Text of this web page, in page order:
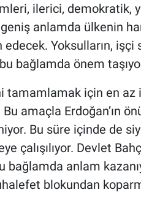
ilerici, demokratik,
anlamda ülkenin
Yoksulların, işçi
bağlamda önem
tamamlamak için en az
Bu amaçla Erdoğan’ın
Bu süre içinde de
çalışılıyor. Devlet
bağlamda anlam
blokundan